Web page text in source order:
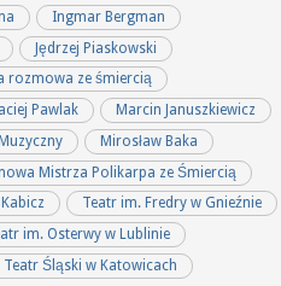
Ingmar Bergman
Jędrzej Piaskowski
rozmowa ze śmiercią
Pawlak
Marcin Januszkiewicz
Mirosław Baka
Mistrza Polikarpa ze Śmiercią
Teatr im. Fredry w Gnieźnie
im. Osterwy w Lublinie
Teatr Śląski w Katowicach